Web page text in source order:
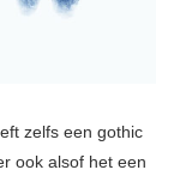
zelfs een gothic
ook alsof het een